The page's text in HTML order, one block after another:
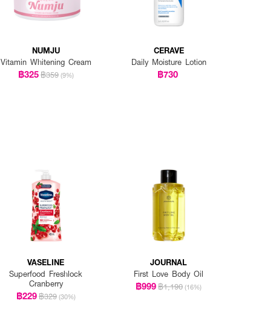
NUMJU
Vitamin Whitening Cream
฿325฿359 (9%)
CERAVE
Daily Moisture Lotion
฿730
VASELINE
Superfood Freshlock
Cranberry
฿229฿329 (30%)
JOURNAL
First Love Body Oil
฿999฿1,190 (16%)